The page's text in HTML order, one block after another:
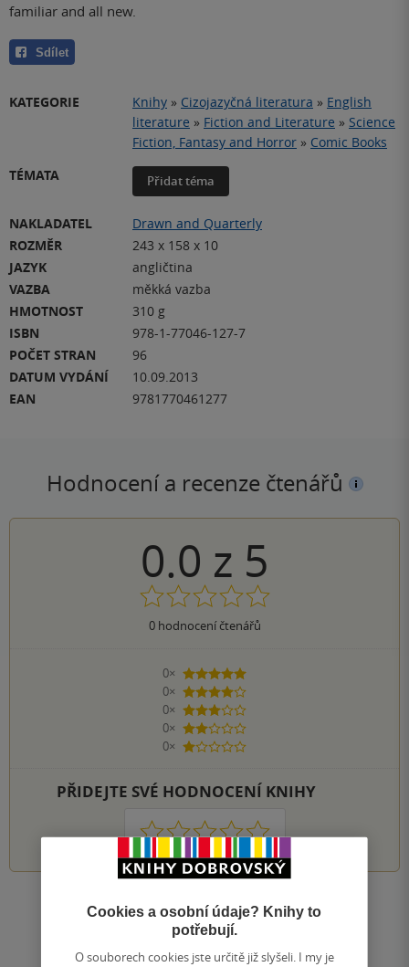
familiar and all new.
Sdílet
KATEGORIE Knihy » Cizojazyčná literatura » English
literature » Fiction and Literature » Science
Fiction, Fantasy and Horror » Comic Books
TÉMATA
Přidat téma
NAKLADATEL
Drawn and Quarterly
ROZMĚR
243 x 158 x 10
JAZYK
angličtina
VAZBA
měkká vazba
HMOTNOST
310 g
ISBN
978-1-77046-127-7
POČET STRAN
96
DATUM VYDÁNÍ
10.09.2013
EAN
9781770461277
Hodnocení a recenze čtenářů
0.0 z 5
0hodnocení čtenářů
0×
5 hvězdiček
0×
4 hvězdičky
0×
3 hvězdičky
0×
2 hvězdičky
0×
1 hvezdička
PŘIDEJTE SVÉ HODNOCENÍ KNIHY
1 2 3 4 5
Zobrazit všechna hodnocení
Přidat hodnocení
Cookies a osobní údaje? Knihy to
potřebují.
O souborech cookies jste určitě již slyšeli. I my je